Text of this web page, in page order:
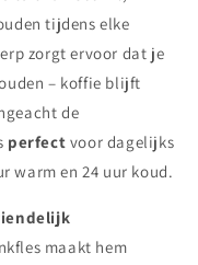
tijdens elke
zorgt ervoor dat je
– koffie blijft
de
perfect voor dagelijks
warm en 24 uur koud.
maakt hem